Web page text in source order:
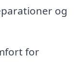
og
for